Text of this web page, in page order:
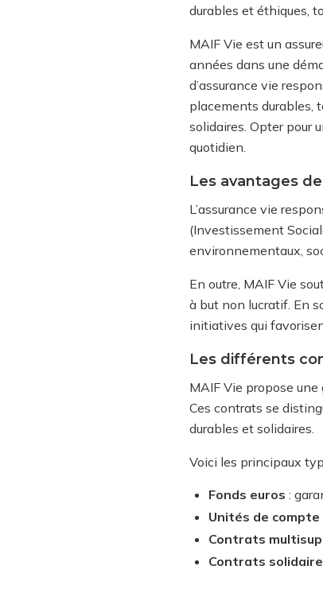
durables et éthiques,
MAIF Vie est un
années dans une
d’assurance vie
placements durables,
solidaires. Opter pour
quotidien.
Les avantages
L’assurance vie
(Investissement
environnementaux,
En outre, MAIF Vie
à but non lucratif. En
initiatives qui
Les différents
MAIF Vie propose
Ces contrats se
durables et solidaires.
Voici les principaux
Fonds euros :
Unités de compte
Contrats
Contrats